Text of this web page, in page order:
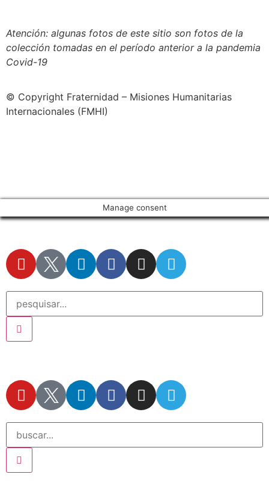
Atención: algunas fotos de este sitio son fotos de la
colección tomadas en el período anterior a la pandemia
Covid-19
© Copyright Fraternidad – Misiones Humanitarias
Internacionales (FMHI)
Manage consent